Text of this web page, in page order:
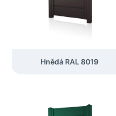
Hnědá RAL 8019